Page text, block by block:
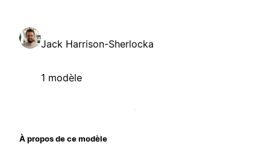
Jack Harrison-Sherlocka
1 modèle
À propos de ce modèle